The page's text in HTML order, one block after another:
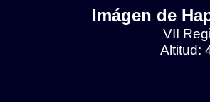
Imágen de
VII
Altitud: